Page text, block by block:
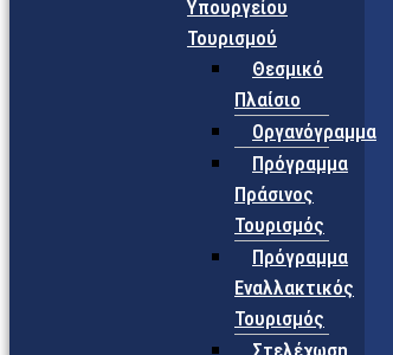
Υπουργείου
Τουρισμού
Θεσμικό
Πλαίσιο
Οργανόγραμμα
Πρόγραμμα
Πράσινος
Τουρισμός
Πρόγραμμα
Εναλλακτικός
Τουρισμός
Στελέχωση